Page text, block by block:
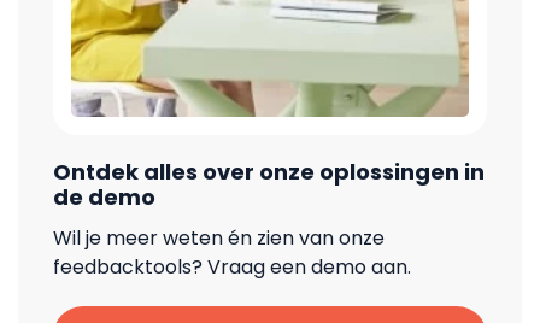
Ontdek alles over onze oplossingen in
de demo
Wil je meer weten én zien van onze
feedbacktools? Vraag een demo aan.